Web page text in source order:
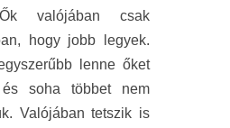
valójában csak
hogy jobb legyek.
lenne őket
soha többet nem
Valójában tetszik is